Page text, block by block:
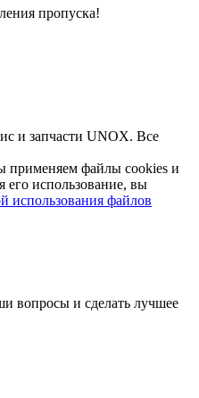
пропуска!
и запчасти UNOX. Все
применяем файлы cookies и
его использование, вы
использования файлов
вопросы и сделать лучшее